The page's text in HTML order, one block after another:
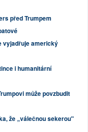
před Trumpem
vyjadřuje americký
i humanitární
může povzbudit
že „válečnou sekerou"